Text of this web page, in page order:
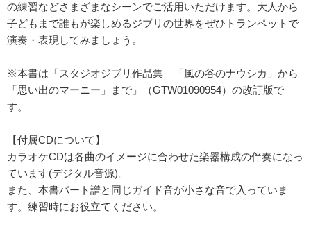
の練習などさまざまなシーンでご活用いただけます。大人から
子どもまで誰もが楽しめるジブリの世界をぜひトランペットで
演奏・表現してみましょう。
※本書は「スタジオジブリ作品集 「風の谷のナウシカ」から
「思い出のマーニー」まで」（GTW01090954）の改訂版で
す。
【付属CDについて】
カラオケCDは各曲のイメージに合わせた楽器構成の伴奏になっ
ています(デジタル音源)。
また、本書パート譜と同じガイド音が小さな音で入っていま
す。練習時にお役立てください。